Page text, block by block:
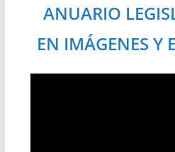
ANUARIO
EN IMÁGENES Y